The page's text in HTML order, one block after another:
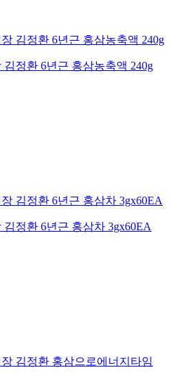
정환 6년근 홍삼농축액 240g
정환 6년근 홍삼차 3gx60EA